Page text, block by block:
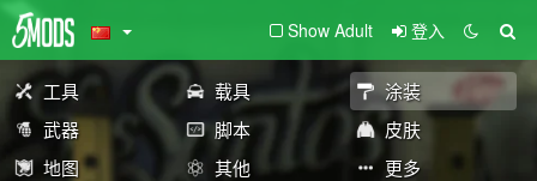
Show Adult 登入
工具 载具
涂装
武器
脚本
皮肤
地图
其他 更多